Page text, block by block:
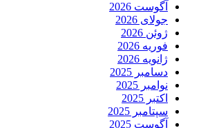
آگوست 2026
جولای 2026
ژوئن 2026
فوریه 2026
ژانویه 2026
دسامبر 2025
نوامبر 2025
اکتبر 2025
سپتامبر 2025
آگوست 2025